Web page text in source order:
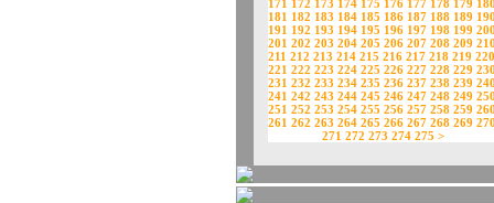
171 172 173 174 175 176 177 178 179
181 182 183 184 185 186 187 188 189
191 192 193 194 195 196 197 198 199
201 202 203 204 205 206 207 208 209
211 212 213 214 215 216 217 218 219 220
221 222 223 224 225 226 227 228 229
231 232 233 234 235 236 237 238 239
241 242 243 244 245 246 247 248 249
251 252 253 254 255 256 257 258 259
261 262 263 264 265 266 267 268 269
271 272 273 274 275 >